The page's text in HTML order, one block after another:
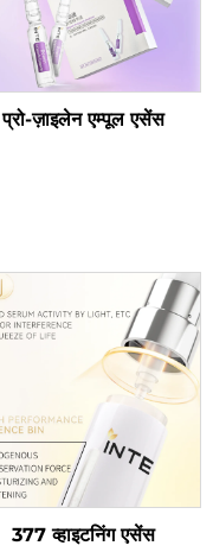
प्रो-ज़ाइलेन एम्पूल एसेंस
377 व्हाइटनिंग एसेंस